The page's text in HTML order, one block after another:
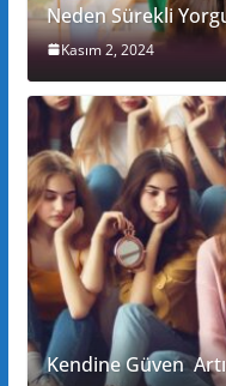
Neden Sürekli
Kasım 2, 2024
Kendine Güven